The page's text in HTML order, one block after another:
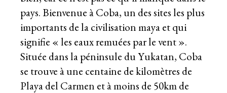
pays. Bienvenue à Coba, un des sites les plus
importants de la civilisation maya et qui
signifie « les eaux remuées par le vent ».
Située dans la péninsule du Yukatan, Coba
se trouve à une centaine de kilomètres de
Playa del Carmen et à moins de 50km de